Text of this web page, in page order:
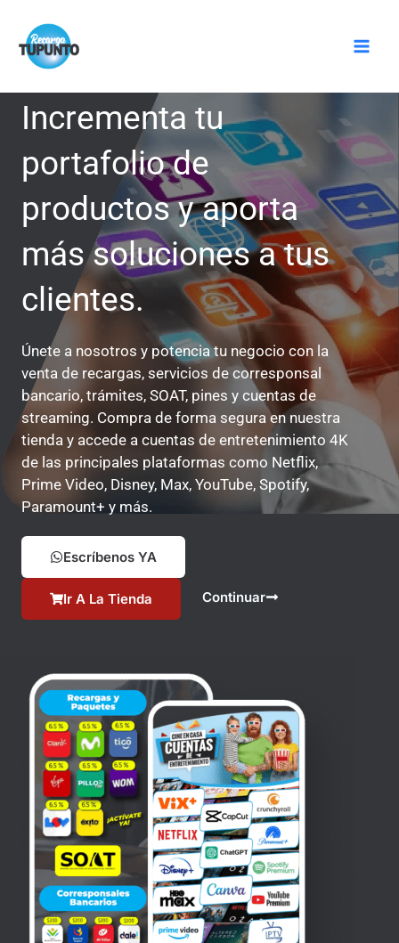
contenido
Incrementa tu
portafolio de
productos y aporta
más soluciones a tus
clientes.
Únete a nosotros y potencia tu negocio con la
venta de recargas, servicios de corresponsal
bancario, trámites, SOAT, pines y cuentas de
streaming. Compra de forma segura en nuestra
tienda y accede a cuentas de entretenimiento 4K
de las principales plataformas como Netflix,
Prime Video, Disney, Max, YouTube, Spotify,
Paramount+ y más.
Escríbenos YA
Ir A La Tienda Continuar